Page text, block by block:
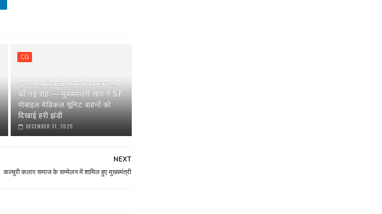
CG
दूरस्थ आदिवासी अंचलों को स्वास्थ्य
की नई राह — मुख्यमंत्री साय ने 57
मोबाइल मेडिकल यूनिट वाहनों को
दिखाई हरी झंडी
DECEMBER 31, 2025
NEXT
कल्चुरी कलार समाज के सम्मेलन में शामिल हुए मुख्यमंत्री